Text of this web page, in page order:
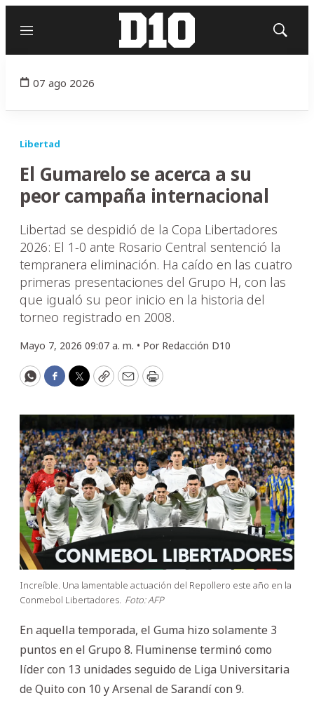
Menú
Mostrar
07 ago 2026
Libertad
El Gumarelo se acerca a su
peor campaña internacional
Libertad se despidió de la Copa Libertadores
2026: El 1-0 ante Rosario Central sentenció la
tempranera eliminación. Ha caído en las cuatro
primeras presentaciones del Grupo H, con las
que igualó su peor inicio en la historia del
torneo registrado en 2008.
Mayo 7, 2026 09:07 a. m. • Por Redacción D10
WhatsApp
Facebook
Twitter
CopyEmailPrint
Increíble. Una lamentable actuación del Repollero este año en la
Conmebol Libertadores. Foto: AFP
En aquella temporada, el Guma hizo solamente 3
puntos en el Grupo 8. Fluminense terminó como
líder con 13 unidades seguido de Liga Universitaria
de Quito con 10 y Arsenal de Sarandí con 9.